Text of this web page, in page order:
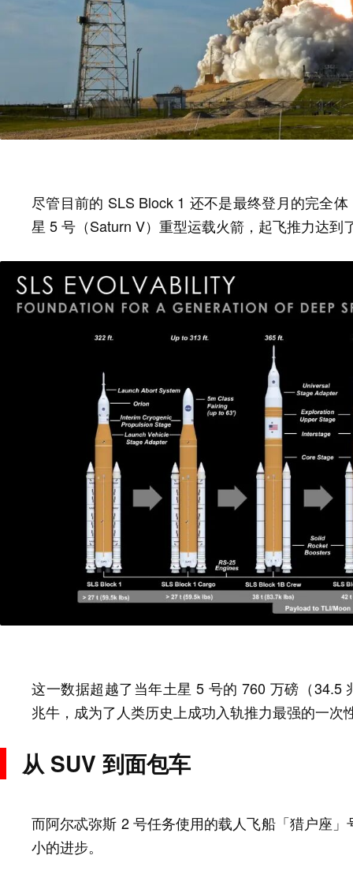
尽管目前的 SLS Block 1 还不是最终登月的完全
星 5 号（Saturn V）重型运载火箭，起飞推力达到
这一数据超越了当年土星 5 号的 760 万磅（34.5
兆牛，成为了人类历史上成功入轨推力最强的一次
从 SUV 到面包车
而阿尔忒弥斯 2 号任务使用的载人飞船「猎户座
小的进步。